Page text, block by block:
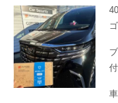
付